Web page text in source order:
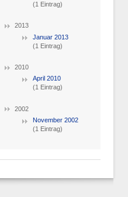
(1 Eintrag)
2013
Januar 2013
(1 Eintrag)
2010
April 2010
(1 Eintrag)
2002
November 2002
(1 Eintrag)